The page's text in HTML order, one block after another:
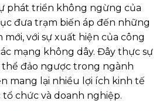
phát triển không ngừng của
đưa trạm biến áp đến những
với sự xuất hiện của công
mạng không dây. Đây thực sự
đảo ngược trong ngành
mang lại nhiều lợi ích kinh tế
chức và doanh nghiệp.